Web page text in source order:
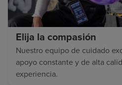
Elija la compasión
Nuestro equipo de cuidado
apoyo constante y de alta
experiencia.